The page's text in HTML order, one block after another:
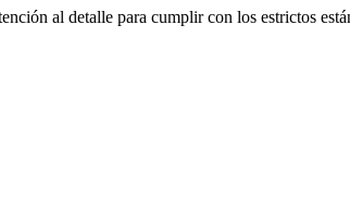
al detalle para cumplir con los estrictos